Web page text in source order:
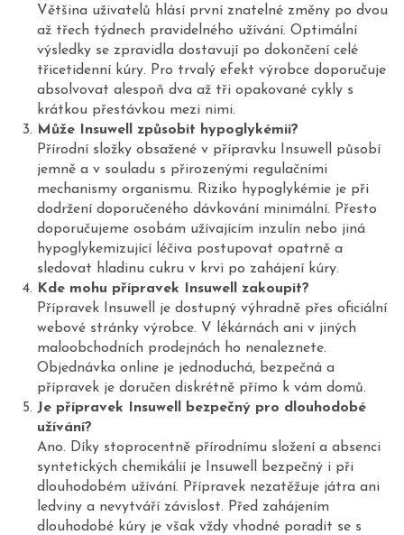
Většina uživatelů hlásí první znatelné změny po dvou
až třech týdnech pravidelného užívání. Optimální
výsledky se zpravidla dostavují po dokončení celé
třicetidenní kúry. Pro trvalý efekt výrobce doporučuje
absolvovat alespoň dva až tři opakované cykly s
krátkou přestávkou mezi nimi.
Může Insuwell způsobit hypoglykémii?
Přírodní složky obsažené v přípravku Insuwell působí
jemně a v souladu s přirozenými regulačními
mechanismy organismu. Riziko hypoglykémie je při
dodržení doporučeného dávkování minimální. Přesto
doporučujeme osobám užívajícím inzulín nebo jiná
hypoglykemizující léčiva postupovat opatrně a
sledovat hladinu cukru v krvi po zahájení kúry.
Kde mohu přípravek Insuwell zakoupit?
Přípravek Insuwell je dostupný výhradně přes oficiální
webové stránky výrobce. V lékárnách ani v jiných
maloobchodních prodejnách ho nenaleznete.
Objednávka online je jednoduchá, bezpečná a
přípravek je doručen diskrétně přímo k vám domů.
Je přípravek Insuwell bezpečný pro dlouhodobé
užívání?
Ano. Díky stoprocentně přírodnímu složení a absenci
syntetických chemikálií je Insuwell bezpečný i při
dlouhodobém užívání. Přípravek nezatěžuje játra ani
ledviny a nevytváří závislost. Před zahájením
dlouhodobé kúry je však vždy vhodné poradit se s